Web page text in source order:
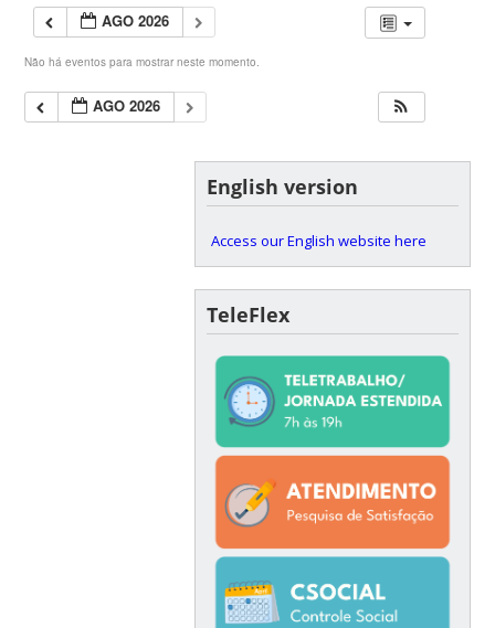
AGO 2026
Não há eventos para mostrar neste momento.
AGO 2026
English version
Access our English website here
TeleFlex